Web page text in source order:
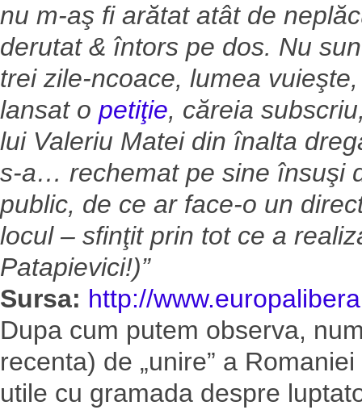
nu m-aş fi arătat atât de
derutat & întors pe dos. Nu
trei zile-ncoace, lumea
lansat o petiţie, căreia
lui Valeriu Matei din înalta
s-a… rechemat pe sine însuşi
public, de ce ar face-o un
locul – sfinţit prin tot ce a
Patapievici!)”
Sursa: http://
Dupa cum putem observa,
recenta) de „unire” a
utile cu gramada despre